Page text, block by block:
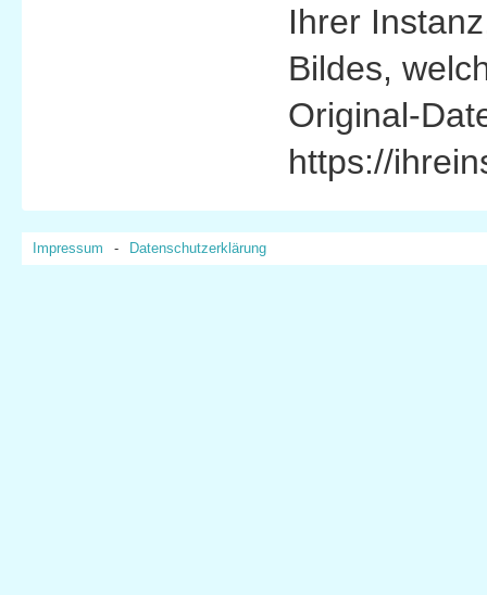
Ihrer
Bildes,
Original-
https://
Impressum - Datenschutzerklärung